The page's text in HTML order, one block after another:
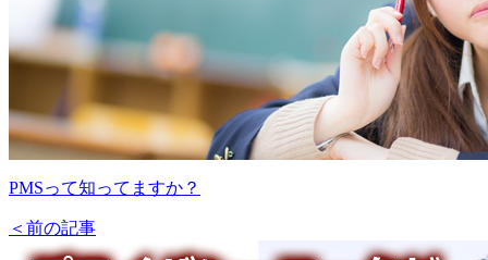
PMSって知ってますか？
＜前の記事